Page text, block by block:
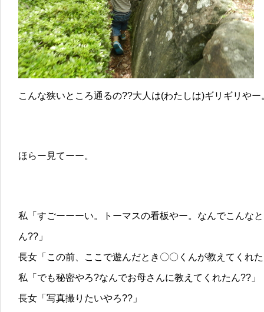
こんな狭いところ通るの??大人は(わたしは)ギリギリやー
ほらー見てーー。
私「すごーーーい。トーマスの看板やー。なんでこんな
ん??」
長女「この前、ここで遊んだとき〇〇くんが教えてくれ
私「でも秘密やろ?なんでお母さんに教えてくれたん??」
長女「写真撮りたいやろ??」